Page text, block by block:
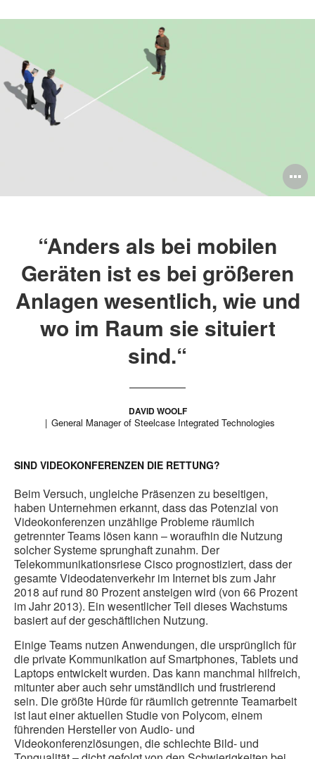
“Anders als bei mobilen
Geräten ist es bei größeren
Anlagen wesentlich, wie und
wo im Raum sie situiert
sind.“
DAVID WOOLF
General Manager of Steelcase Integrated Technologies
SIND VIDEOKONFERENZEN DIE RETTUNG?
Beim Versuch, ungleiche Präsenzen zu beseitigen,
haben Unternehmen erkannt, dass das Potenzial von
Videokonferenzen unzählige Probleme räumlich
getrennter Teams lösen kann – woraufhin die Nutzung
solcher Systeme sprunghaft zunahm. Der
Telekommunikationsriese Cisco prognostiziert, dass der
gesamte Videodatenverkehr im Internet bis zum Jahr
2018 auf rund 80 Prozent ansteigen wird (von 66 Prozent
im Jahr 2013). Ein wesentlicher Teil dieses Wachstums
basiert auf der geschäftlichen Nutzung.
Einige Teams nutzen Anwendungen, die ursprünglich für
die private Kommunikation auf Smartphones, Tablets und
Laptops entwickelt wurden. Das kann manchmal hilfreich,
mitunter aber auch sehr umständlich und frustrierend
sein. Die größte Hürde für räumlich getrennte Teamarbeit
ist laut einer aktuellen Studie von Polycom, einem
führenden Hersteller von Audio- und
Videokonferenzlösungen, die schlechte Bild- und